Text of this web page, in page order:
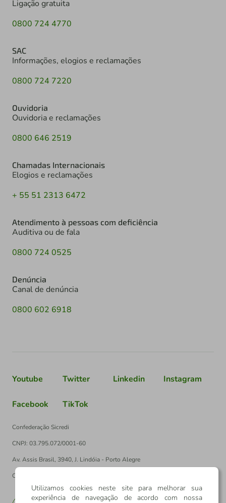
Ligação gratuita
0800 724 4770
SAC
Informações, elogios e reclamações
0800 724 7220
Ouvidoria
Ouvidoria e reclamações
0800 646 2519
Chamadas Internacionais
Elogios e reclamações
+ 55 51 2313 6472
Atendimento à pessoas com deficiência
Auditiva ou de fala
0800 724 0525
Denúncia
Canal de denúncia
0800 602 6918
Youtube Twitter Linkedin Instagram
Facebook TikTok
Confederação Sicredi
CNPJ: 03.795.072/0001-60
Av. Assis Brasil, 3940, J. Lindóia - Porto Alegre
CEP: 91010-003
Utilizamos cookies neste site para melhorar sua
experiência de navegação de acordo com nossa